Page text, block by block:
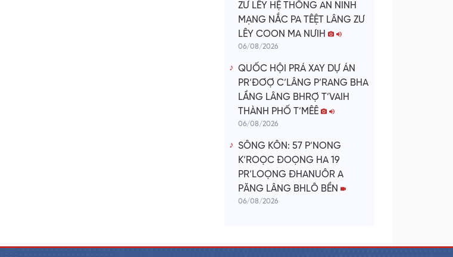
ZƯ LÊY HỆ THỐNG AN NINH
MẠNG NẮC PA TÊỆT LÂNG ZƯ
LÊY COON MA NƯIH
06/08/2026
QUỐC HỘI PRÁ XAY DỰ ÁN
PR’ĐƠỢ C’LÂNG P’RANG BHA
LẦNG LÂNG BHRỢ T’VAIH
THÀNH PHỐ T’MÊÊ
06/08/2026
SÔNG KÔN: 57 P’NONG
K’ROỌC ĐOỌNG HA 19
PR’LOỌNG ĐHANUÔR A
PĂNG LÂNG BHLÔ BỀN
06/08/2026